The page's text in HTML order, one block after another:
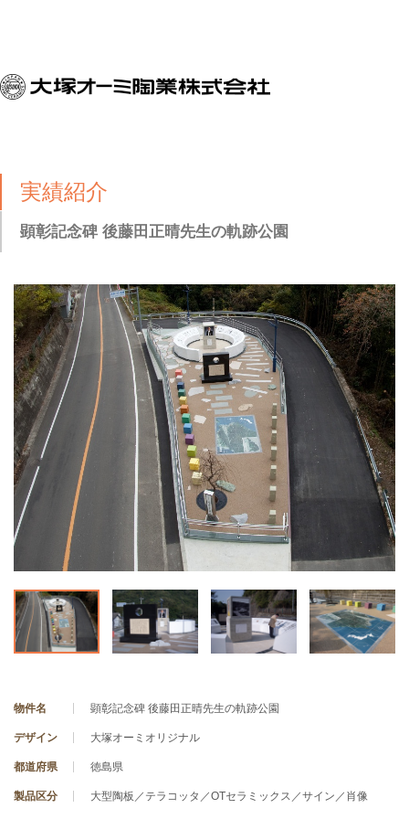
実績紹介
顕彰記念碑 後藤田正晴先生の軌跡公園
物件名 顕彰記念碑 後藤田正晴先生の軌跡公園
デザイン 大塚オーミオリジナル
都道府県 徳島県
製品区分 大型陶板／テラコッタ／OTセラミックス／サイン／肖像